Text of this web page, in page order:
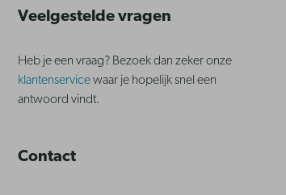
Veelgestelde vragen
Heb je een vraag? Bezoek dan zeker onze
klantenservicewaar je hopelijk snel een
antwoord vindt.
Contact